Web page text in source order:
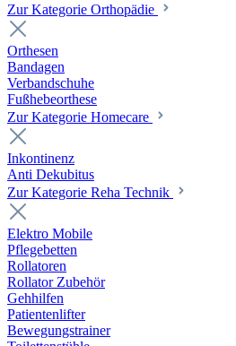
Zur Kategorie Orthopädie
Orthesen
Bandagen
Verbandschuhe
Fußhebeorthese
Zur Kategorie Homecare
Inkontinenz
Anti Dekubitus
Zur Kategorie Reha Technik
Elektro Mobile
Pflegebetten
Rollatoren
Rollator Zubehör
Gehhilfen
Patientenlifter
Bewegungstrainer